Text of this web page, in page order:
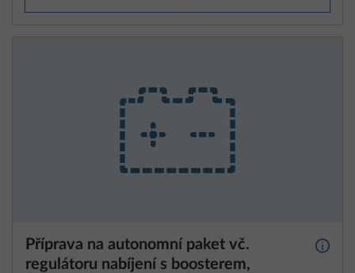
Příprava na autonomní paket vč.
regulátoru nabíjení s boosterem,
Další